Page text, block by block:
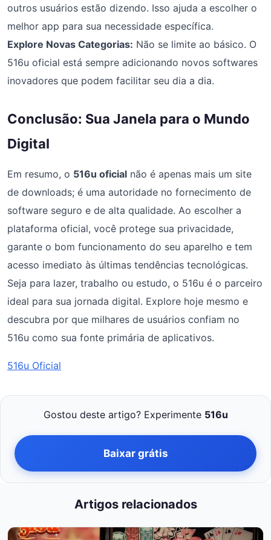
outros usuários estão dizendo. Isso ajuda a escolher o
melhor app para sua necessidade específica.
Explore Novas Categorias: Não se limite ao básico. O
516u oficial está sempre adicionando novos softwares
inovadores que podem facilitar seu dia a dia.
Conclusão: Sua Janela para o Mundo
Digital
Em resumo, o 516u oficial não é apenas mais um site
de downloads; é uma autoridade no fornecimento de
software seguro e de alta qualidade. Ao escolher a
plataforma oficial, você protege sua privacidade,
garante o bom funcionamento do seu aparelho e tem
acesso imediato às últimas tendências tecnológicas.
Seja para lazer, trabalho ou estudo, o 516u é o parceiro
ideal para sua jornada digital. Explore hoje mesmo e
descubra por que milhares de usuários confiam no
516u como sua fonte primária de aplicativos.
516u Oficial
Gostou deste artigo? Experimente 516u
Baixar grátis
Artigos relacionados